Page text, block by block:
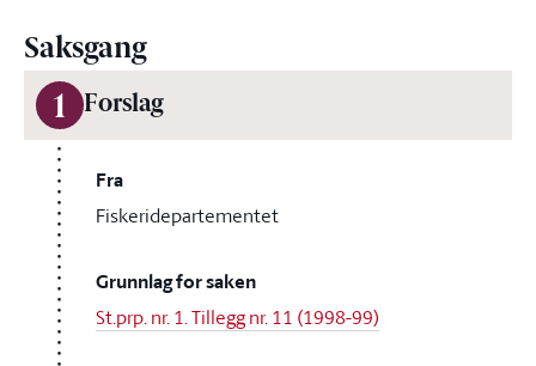
Saksgang
1 Forslag
Fra
Fiskeridepartementet
Grunnlag for saken
St.prp. nr. 1. Tillegg nr. 11 (1998-99)